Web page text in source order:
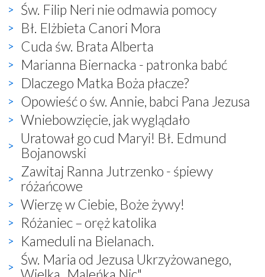
Św. Filip Neri nie odmawia pomocy
Bł. Elżbieta Canori Mora
Cuda św. Brata Alberta
Marianna Biernacka - patronka babć
Dlaczego Matka Boża płacze?
Opowieść o św. Annie, babci Pana Jezusa
Wniebowzięcie, jak wyglądało
Uratował go cud Maryi! Bł. Edmund
Bojanowski
Zawitaj Ranna Jutrzenko - śpiewy
różańcowe
Wierzę w Ciebie, Boże żywy!
Różaniec – oręż katolika
Kameduli na Bielanach.
Św. Maria od Jezusa Ukrzyżowanego,